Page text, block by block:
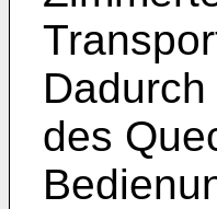
des